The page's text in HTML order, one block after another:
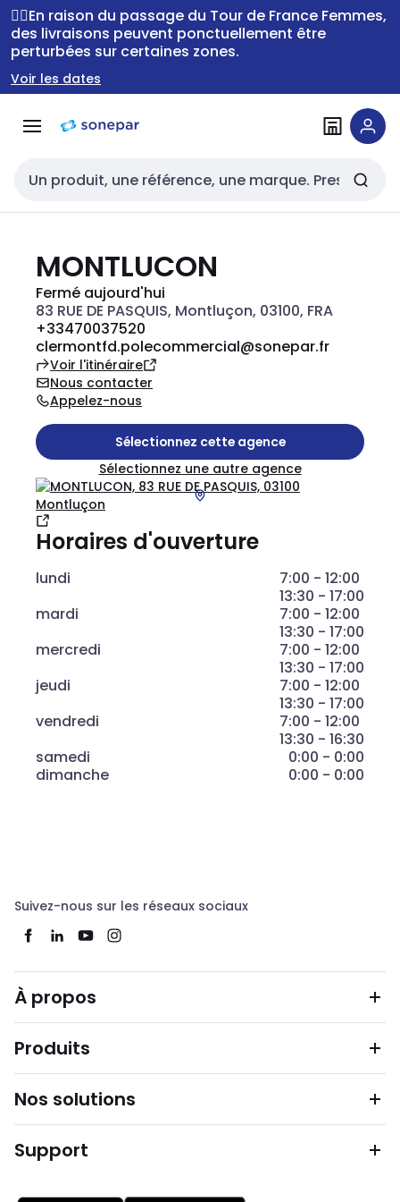
Passer à la
navigation
Passer
au
contenu
🚴‍♂️En raison du passage du Tour de France Femmes,
des livraisons peuvent ponctuellement être
perturbées sur certaines zones.
Voir les dates
Entrée de recherche
MONTLUCON
Fermé aujourd'hui
83 RUE DE PASQUIS, Montluçon, 03100, FRA
+33470037520
clermontfd.polecommercial@sonepar.fr
Voir l'itinéraire
Nous contacter
Appelez-nous
Sélectionnez une autre agence
Sélectionnez cette agence
Horaires d'ouverture
lundi
7:00 - 12:00
13:30 - 17:00
mardi
7:00 - 12:00
13:30 - 17:00
mercredi
7:00 - 12:00
13:30 - 17:00
jeudi
7:00 - 12:00
13:30 - 17:00
vendredi
7:00 - 12:00
13:30 - 16:30
samedi
0:00 - 0:00
dimanche
0:00 - 0:00
Suivez-nous sur les réseaux sociaux
À propos
Produits
Nos solutions
Support